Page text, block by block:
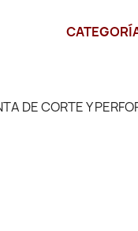
DE CORTE Y